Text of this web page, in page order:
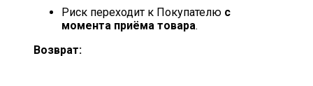
Риск переходит к Покупателю с
момента приёма товара.
Возврат: